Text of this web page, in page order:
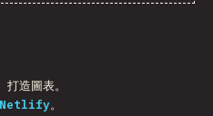
打造圖表。
Netlify。